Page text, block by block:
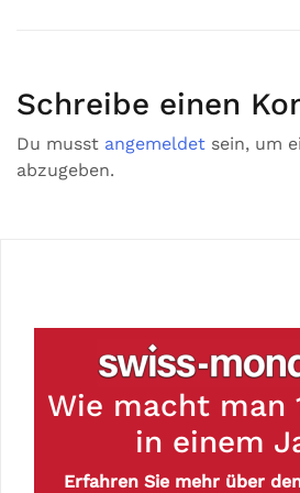
Schreibe einen
Du musst angemeldet sein, um
abzugeben.
Wie macht man
in einem
Erfahren Sie mehr über